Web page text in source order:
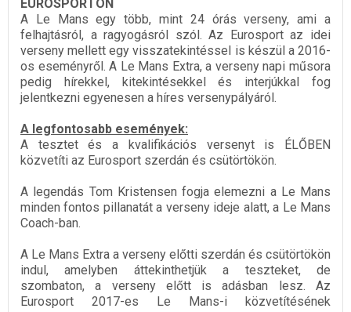
EUROSPORTON
A Le Mans egy több, mint 24 órás verseny, ami a
felhajtásról, a ragyogásról szól. Az Eurosport az idei
verseny mellett egy visszatekintéssel is készül a 2016-
os eseményről. A Le Mans Extra, a verseny napi műsora
pedig hírekkel, kitekintésekkel és interjúkkal fog
jelentkezni egyenesen a híres versenypályáról.
A legfontosabb események:
A tesztet és a kvalifikációs versenyt is ÉLŐBEN
közvetíti az Eurosport szerdán és csütörtökön.
A legendás Tom Kristensen fogja elemezni a Le Mans
minden fontos pillanatát a verseny ideje alatt, a Le Mans
Coach-ban.
A Le Mans Extra a verseny előtti szerdán és csütörtökön
indul, amelyben áttekinthetjük a teszteket, de
szombaton, a verseny előtt is adásban lesz. Az
Eurosport 2017-es Le Mans-i közvetítésének